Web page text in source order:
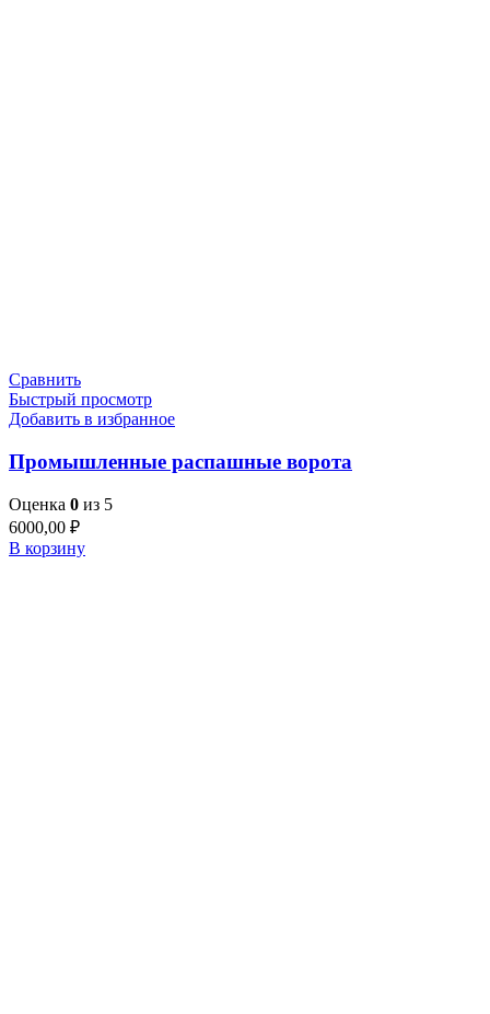
Сравнить
Быстрый просмотр
Добавить в избранное
Промышленные распашные ворота
Оценка 0 из 5
6000,00 ₽
В корзину